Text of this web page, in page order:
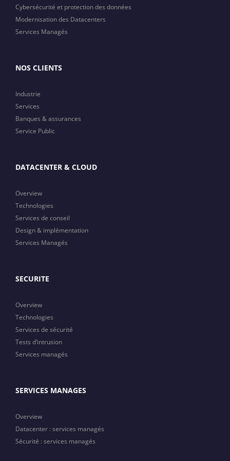
Cybersécurité et protection des données
Modernisation des Datacenters
Services Managés
NOS CLIENTS
Industrie
Services
Banques & assurances
Service Public
DATACENTER & CLOUD
Overview
Technologies
Services de conseil
Design & implémentation
Services Managés
SECURITE
Overview
Technologies
Services de sécurité
Tests d’intrusion
Services managés
SERVICES MANAGES
Overview
Datacenter : services managés
Sécurité : services managés